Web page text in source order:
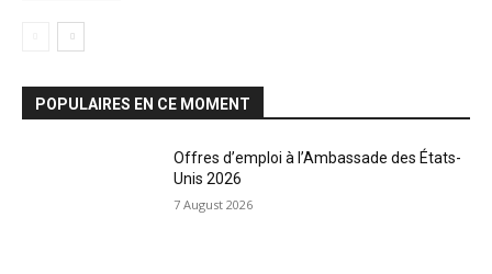
POPULAIRES EN CE MOMENT
Offres d’emploi à l’Ambassade des États-
Unis 2026
7 August 2026